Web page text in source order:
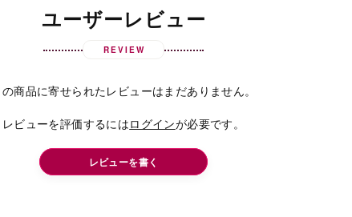
ユーザーレビュー
REVIEW
商品に寄せられたレビューはまだありません。
レビューを評価するにはログインが必要です。
レビューを書く